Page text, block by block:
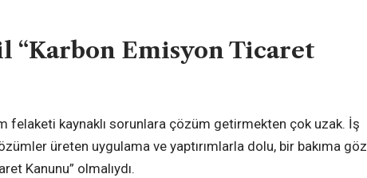
“Karbon Emisyon Ticaret
felaketi kaynaklı sorunlara çözüm getirmekten çok uzak. İş
üreten uygulama ve yaptırımlarla dolu, bir bakıma göz
Kanunu” olmalıydı.